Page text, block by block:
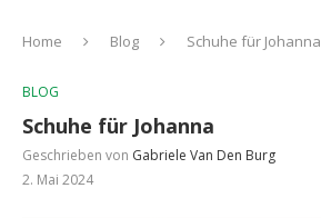
Home Blog Schuhe für Johanna
BLOG
Schuhe für Johanna
Geschrieben von Gabriele Van Den Burg
2. Mai 2024